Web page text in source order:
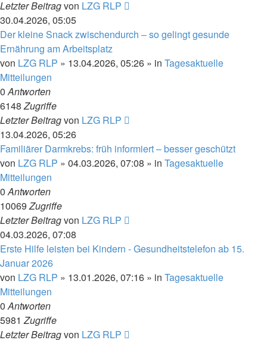
Letzter Beitragvon LZG RLP
30.04.2026, 05:05
Der kleine Snack zwischendurch – so gelingt gesunde
Ernährung am Arbeitsplatz
von LZG RLP » 13.04.2026, 05:26 » in Tagesaktuelle
Mitteilungen
0Antworten
6148Zugriffe
Letzter Beitragvon LZG RLP
13.04.2026, 05:26
Familiärer Darmkrebs: früh informiert – besser geschützt
von LZG RLP » 04.03.2026, 07:08 » in Tagesaktuelle
Mitteilungen
0Antworten
10069Zugriffe
Letzter Beitragvon LZG RLP
04.03.2026, 07:08
Erste Hilfe leisten bei Kindern - Gesundheitstelefon ab 15.
Januar 2026
von LZG RLP » 13.01.2026, 07:16 » in Tagesaktuelle
Mitteilungen
0Antworten
5981Zugriffe
Letzter Beitragvon LZG RLP